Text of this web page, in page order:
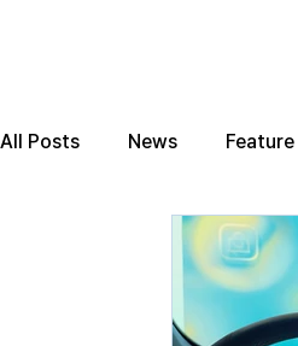
All Posts News Feature